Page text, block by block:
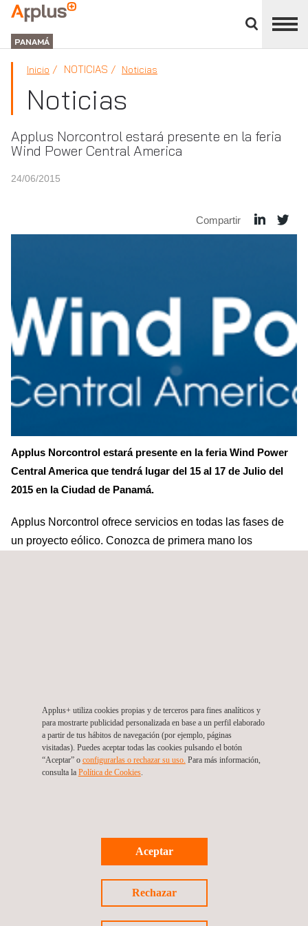
panel
APPLUS+
GROUP
PANAMÁ
Inicio NOTICIAS Noticias
Noticias
Applus Norcontrol estará presente en la feria
Wind Power Central America
24/06/2015
Compartir
Applus Norcontrol estará presente en la feria Wind Power
Central America que tendrá lugar del 15 al 17 de Julio del
2015 en la Ciudad de Panamá.
Applus Norcontrol ofrece servicios en todas las fases de
un proyecto eólico. Conozca de primera mano los
Tel.:+34 691 250 977
Volver a noticias
Applus+ utiliza cookies propias y de terceros para fines analíticos y
para mostrarte publicidad personalizada en base a un perfil elaborado
a partir de tus hábitos de navegación (por ejemplo, páginas
visitadas). Puedes aceptar todas las cookies pulsando el botón
“Aceptar” o configurarlas o rechazar su uso. Para más información,
consulta la Política de Cookies.
Aceptar
Rechazar